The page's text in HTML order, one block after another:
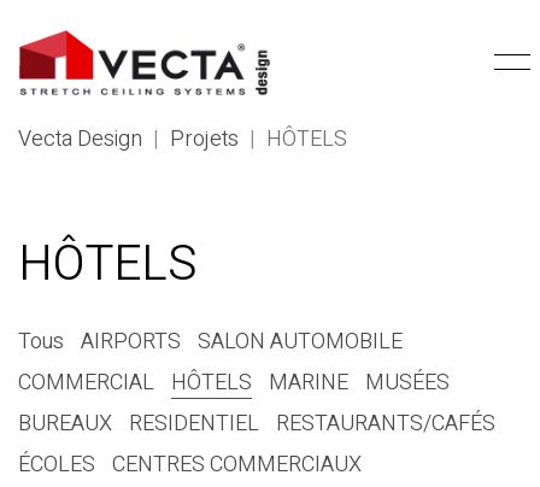
Vecta Design | Projets | HÔTELS
HÔTELS
Tous AIRPORTS SALON AUTOMOBILE
COMMERCIAL HÔTELS MARINE MUSÉES
BUREAUX RESIDENTIEL RESTAURANTS/CAFÉS
ÉCOLES CENTRES COMMERCIAUX